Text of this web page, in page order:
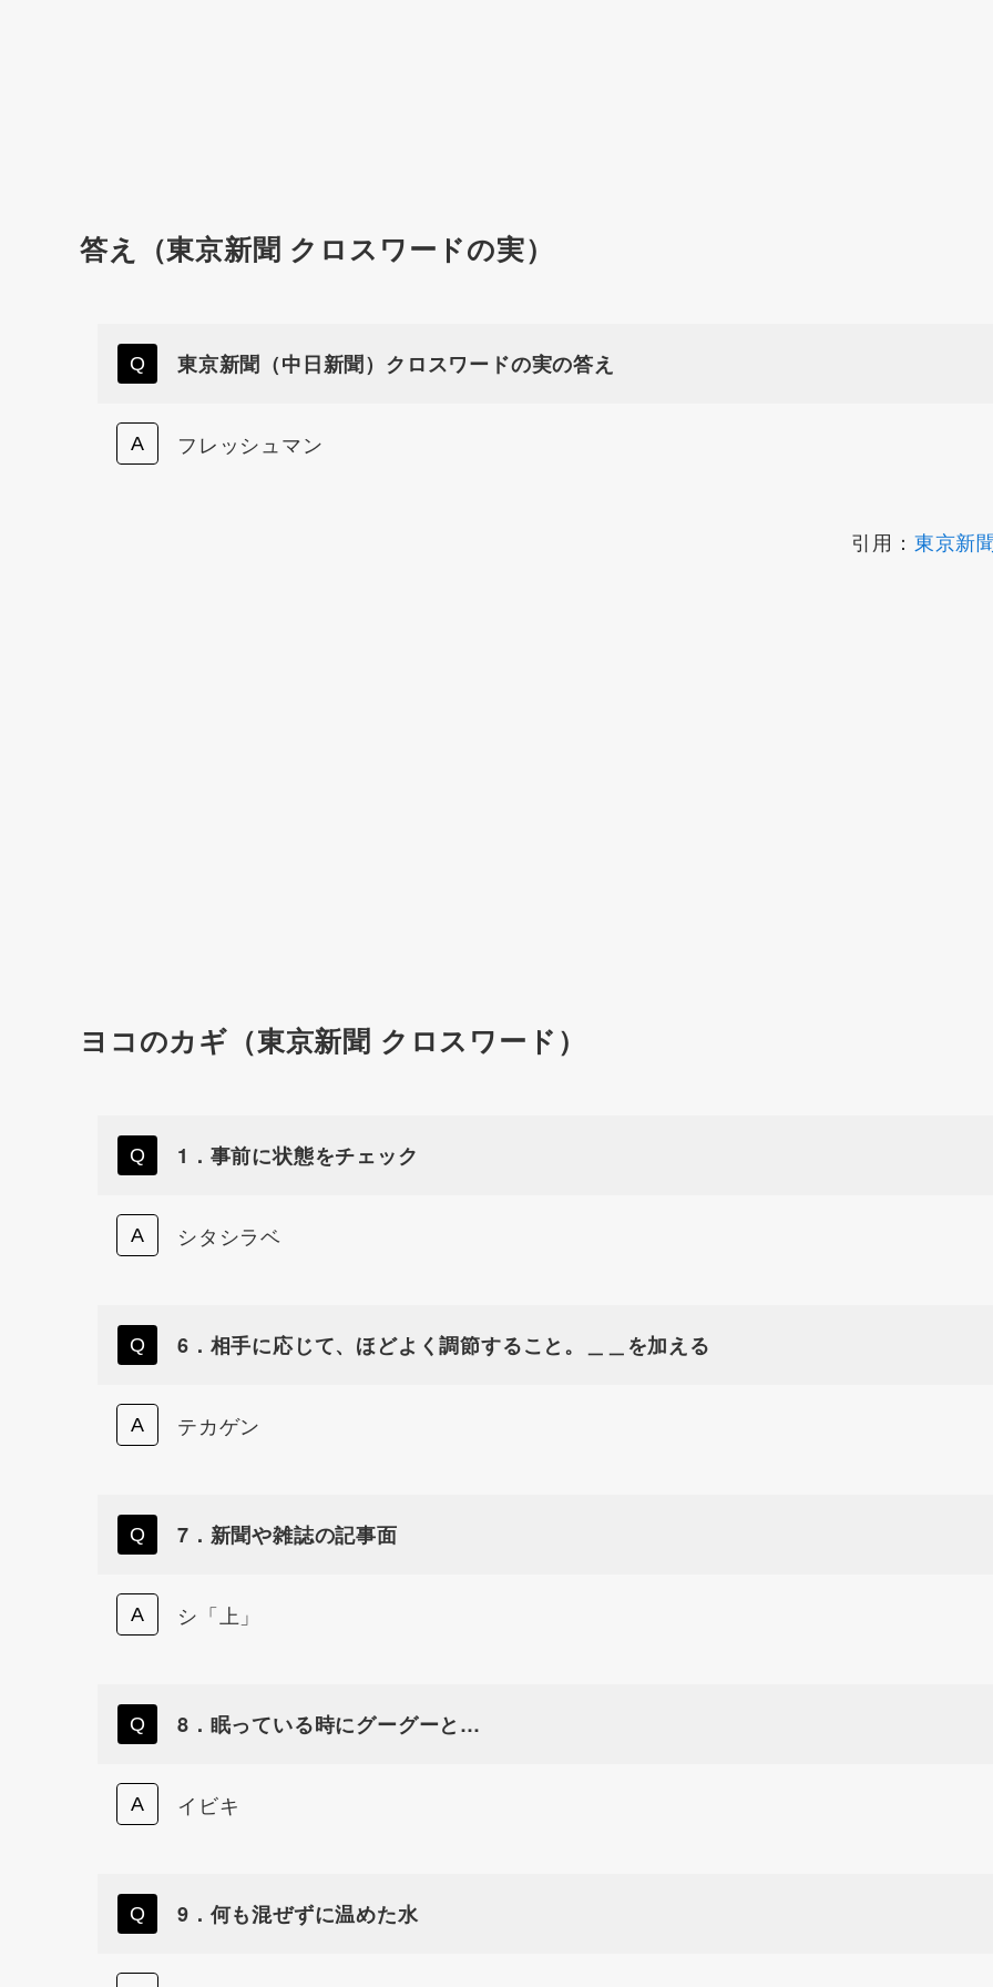
答え（東京新聞 クロスワードの実）
東京新聞（中日新聞）クロスワードの実の答え
フレッシュマン
引用： 東京新
ヨコのカギ（東京新聞 クロスワード）
1．事前に状態をチェック
シタシラベ
6．相手に応じて、ほどよく調節すること。＿＿を加える
テカゲン
7．新聞や雑誌の記事面
シ「上」
8．眠っている時にグーグーと…
イビキ
9．何も混ぜずに温めた水